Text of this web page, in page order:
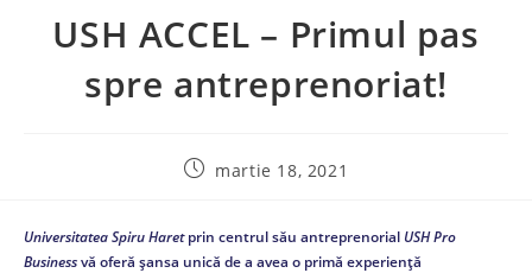
USH ACCEL – Primul pas
spre antreprenoriat!
martie 18, 2021
Universitatea Spiru Haretprin centrul său antreprenorial USH Pro
Businessvă oferă șansa unică de a avea o primă experiență